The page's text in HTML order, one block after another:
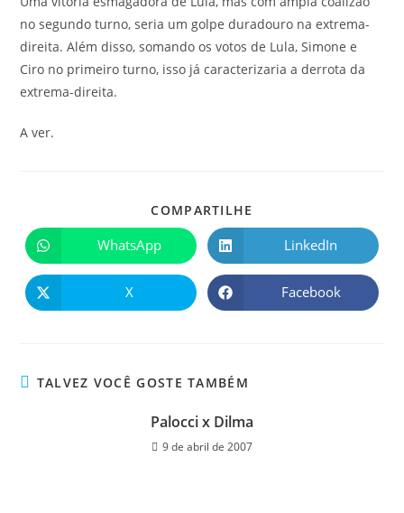
no segundo turno, seria um golpe duradouro na extrema-
direita. Além disso, somando os votos de Lula, Simone e
Ciro no primeiro turno, isso já caracterizaria a derrota da
extrema-direita.
A ver.
COMPARTILHE
WhatsApp LinkedIn
X Facebook
TALVEZ VOCÊ GOSTE TAMBÉM
Palocci x Dilma
9 de abril de 2007